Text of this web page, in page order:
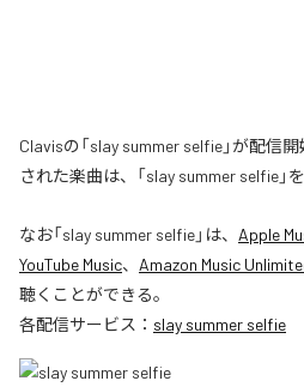
Clavisの「slay summer selfie」が配信
された楽曲は、「slay summer selfie」
なお「slay summer selfie」は、 Apple
YouTube Music、 Amazon Music
聴くことができる。
各配信サービス： slay summer selfie